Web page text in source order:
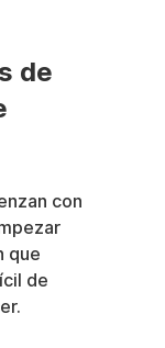
de
con
que
de